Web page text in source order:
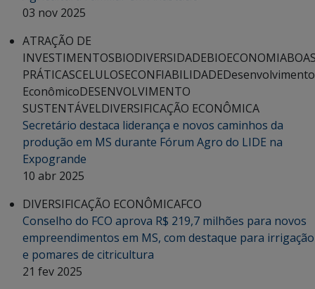
03 nov 2025
ATRAÇÃO DE
INVESTIMENTOSBIODIVERSIDADEBIOECONOMIA
PRÁTICASCELULOSECONFIABILIDADEDesenvolvimento
EconômicoDESENVOLVIMENTO
SUSTENTÁVELDIVERSIFICAÇÃO ECONÔMICA
Secretário destaca liderança e novos caminhos da
produção em MS durante Fórum Agro do LIDE na
Expogrande
10 abr 2025
DIVERSIFICAÇÃO ECONÔMICAFCO
Conselho do FCO aprova R$ 219,7 milhões para novos
empreendimentos em MS, com destaque para irrigação
e pomares de citricultura
21 fev 2025